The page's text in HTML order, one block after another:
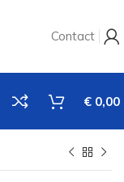
Contact
€ 0,00